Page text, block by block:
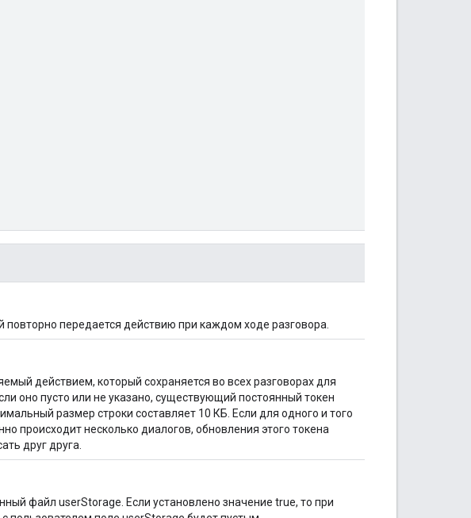
повторно передается действию при каждом ходе разговора.
действием, который сохраняется во всех разговорах для
оно пусто или не указано, существующий постоянный токен
размер строки составляет 10 КБ. Если для одного и того
происходит несколько диалогов, обновления этого токена
друг друга.
файл userStorage. Если установлено значение true, то при